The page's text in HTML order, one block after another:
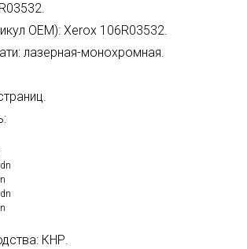
OEM): Xerox 106R03532.
лазерная-монохромная.
КНР.